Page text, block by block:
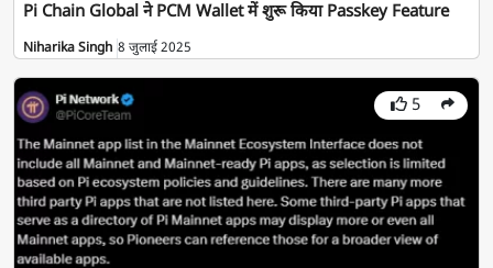
Pi Chain Global ने PCM Wallet में शुरू किया Passkey Feature
Niharika Singh 8 जुलाई 2025
5